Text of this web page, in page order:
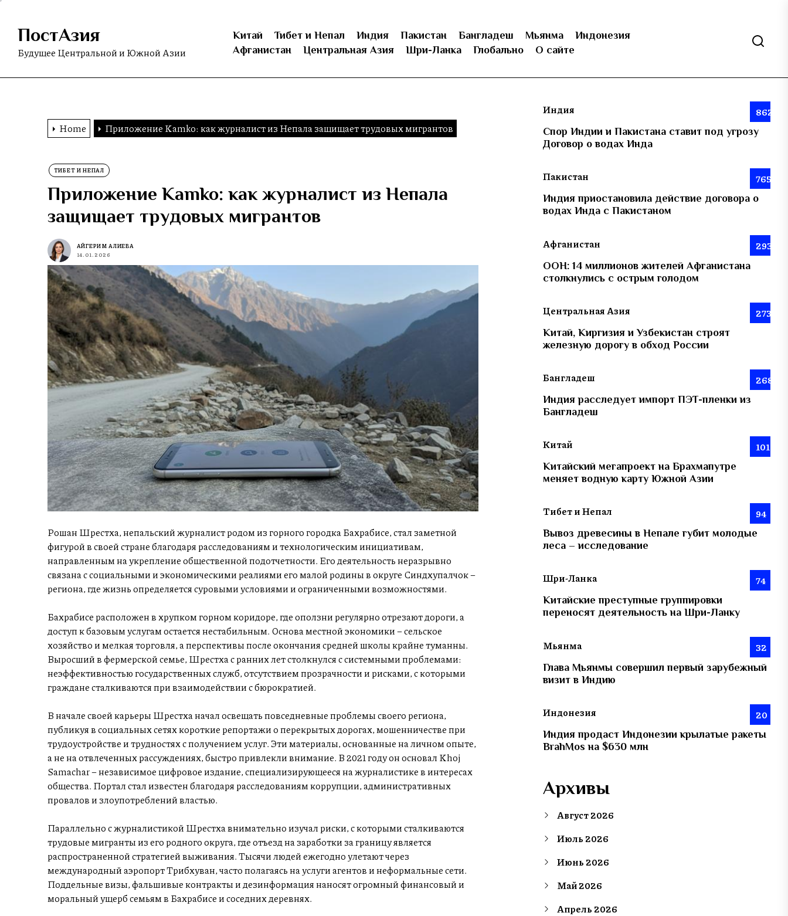
Skip
content
ПостАзия
Будущее Центральной и Южной Азии
Китай Тибет и Непал Индия Пакистан Бангладеш Мьянма
Индонезия
Афганистан
Центральная Азия Шри-Ланка Глобально О сайте
Home Приложение Kamko: как журналист из Непала защищает трудовых мигрантов
ТИБЕТ И НЕПАЛ
Приложение Kamko: как журналист из Непала
защищает трудовых мигрантов
АЙГЕРИМ АЛИЕВА
14.01.2026
Рошан Шрестха, непальский журналист родом из горного городка Бахрабисе, стал заметной
фигурой в своей стране благодаря расследованиям и технологическим инициативам,
направленным на укрепление общественной подотчетности. Его деятельность неразрывно
связана с социальными и экономическими реалиями его малой родины в округе Синдхупалчок –
региона, где жизнь определяется суровыми условиями и ограниченными возможностями.
Бахрабисе расположен в хрупком горном коридоре, где оползни регулярно отрезают дороги, а
доступ к базовым услугам остается нестабильным. Основа местной экономики – сельское
хозяйство и мелкая торговля, а перспективы после окончания средней школы крайне туманны.
Выросший в фермерской семье, Шрестха с ранних лет столкнулся с системными проблемами:
неэффективностью государственных служб, отсутствием прозрачности и рисками, с которыми
граждане сталкиваются при взаимодействии с бюрократией.
В начале своей карьеры Шрестха начал освещать повседневные проблемы своего региона,
публикуя в социальных сетях короткие репортажи о перекрытых дорогах, мошенничестве при
трудоустройстве и трудностях с получением услуг. Эти материалы, основанные на личном опыте,
а не на отвлеченных рассуждениях, быстро привлекли внимание. В 2021 году он основал Khoj
Samachar – независимое цифровое издание, специализирующееся на журналистике в интересах
общества. Портал стал известен благодаря расследованиям коррупции, административных
провалов и злоупотреблений властью.
Параллельно с журналистикой Шрестха внимательно изучал риски, с которыми сталкиваются
трудовые мигранты из его родного округа, где отъезд на заработки за границу является
распространенной стратегией выживания. Тысячи людей ежегодно улетают через
международный аэропорт Трибхуван, часто полагаясь на услуги агентов и неформальные сети.
Поддельные визы, фальшивые контракты и дезинформация наносят огромный финансовый и
моральный ущерб семьям в Бахрабисе и соседних деревнях.
Индия 862
Спор Индии и Пакистана ставит под угрозу
Договор о водах Инда
Пакистан 765
Индия приостановила действие договора о
водах Инда с Пакистаном
Афганистан 293
ООН: 14 миллионов жителей Афганистана
столкнулись с острым голодом
Центральная Азия 273
Китай, Киргизия и Узбекистан строят
железную дорогу в обход России
Бангладеш 268
Индия расследует импорт ПЭТ-пленки из
Бангладеш
Китай 101
Китайский мегапроект на Брахмапутре
меняет водную карту Южной Азии
Тибет и Непал 94
Вывоз древесины в Непале губит молодые
леса – исследование
Шри-Ланка 74
Китайские преступные группировки
переносят деятельность на Шри-Ланку
Мьянма 32
Глава Мьянмы совершил первый зарубежный
визит в Индию
Индонезия 20
Индия продаст Индонезии крылатые ракеты
BrahMos на $630 млн
Архивы
Август 2026
Июль 2026
Июнь 2026
Май 2026
Апрель 2026